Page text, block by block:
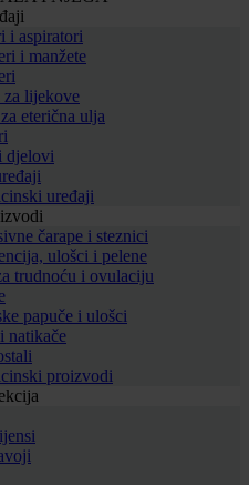
i aspiratori
i manžete
za lijekove
eterična ulja
djelovi
uređaji
čarape i steznici
ulošci i pelene
trudnoću i ovulaciju
papuče i ulošci
natikače
proizvodi